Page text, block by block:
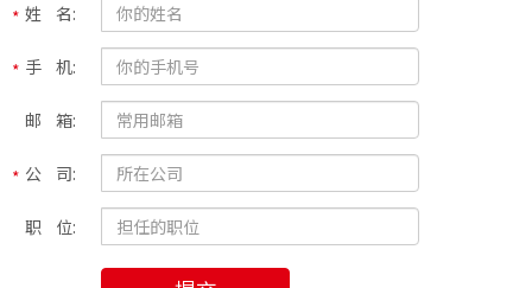
姓 名:
手 机:
邮 箱:
公 司:
职 位: